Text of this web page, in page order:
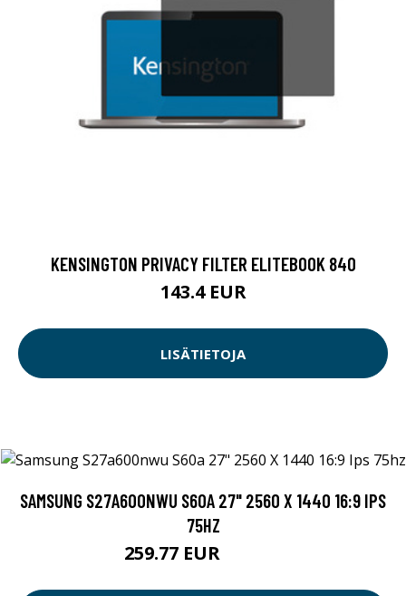
KENSINGTON PRIVACY FILTER ELITEBOOK 840
143.4 EUR
LISÄTIETOJA
SAMSUNG S27A600NWU S60A 27" 2560 X 1440 16:9 IPS
75HZ
259.77 EUR